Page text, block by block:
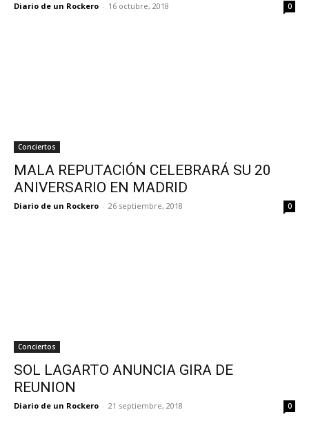
Diario de un Rockero - 16 octubre, 2018 0
Conciertos
MALA REPUTACIÓN CELEBRARÁ SU 20
ANIVERSARIO EN MADRID
Diario de un Rockero - 26 septiembre, 2018 0
Conciertos
SOL LAGARTO ANUNCIA GIRA DE
REUNION
Diario de un Rockero - 21 septiembre, 2018 0